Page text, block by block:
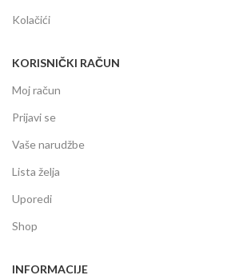
Kolačići
KORISNIČKI RAČUN
Moj račun
Prijavi se
Vaše narudžbe
Lista želja
Uporedi
Shop
INFORMACIJE